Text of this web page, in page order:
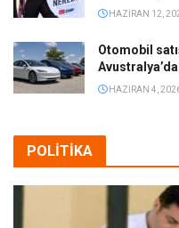
HAZIRAN 12,
Otomobil
HAZIRAN 4,
POLİTİKA